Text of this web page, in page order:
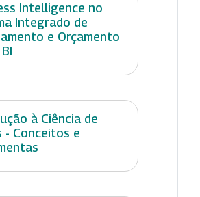
Intelligence no
Integrado de
e Orçamento
à Ciência de
- Conceitos e